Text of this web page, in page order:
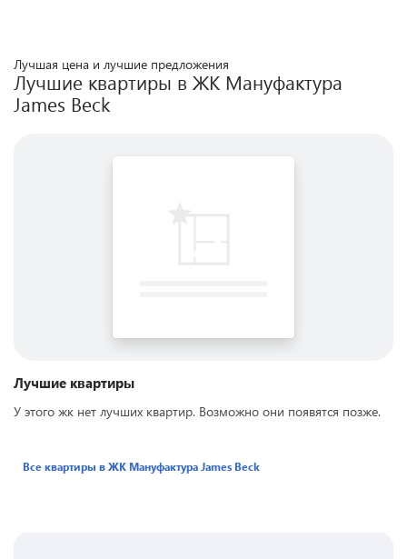
Лучшая цена и лучшие предложения
Лучшие квартиры в ЖК Мануфактура
James Beck
Лучшие квартиры
У этого жк нет лучших квартир. Возможно они появятся позже.
Все квартиры в ЖК Мануфактура James Beck